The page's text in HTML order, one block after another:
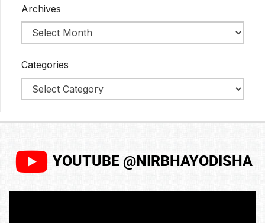
Archives
Categories
YOUTUBE @NIRBHAYODISHA